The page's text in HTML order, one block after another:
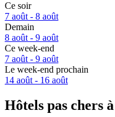
Ce soir
7 août - 8 août
Demain
8 août - 9 août
Ce week-end
7 août - 9 août
Le week-end prochain
14 août - 16 août
Hôtels pas chers